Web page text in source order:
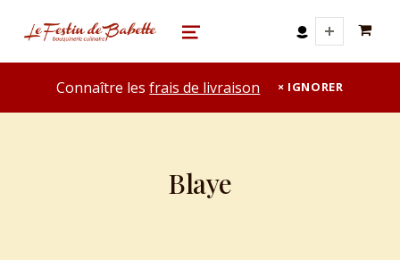
le festin de babette
"LE FESTIN DE BABETTE" – BOUQUINERIE GASTRONOMIQUE MENU
Connaître lesfrais de livraison IGNORER
Blaye